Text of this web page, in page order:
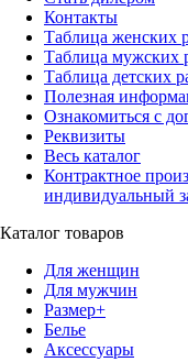
Контакты
Таблица женских
Таблица мужских
Таблица детских
Полезная
Ознакомиться с
Реквизиты
Весь каталог
Контрактное
индивидуальный
Каталог товаров
Для женщин
Для мужчин
Размер+
Белье
Аксессуары